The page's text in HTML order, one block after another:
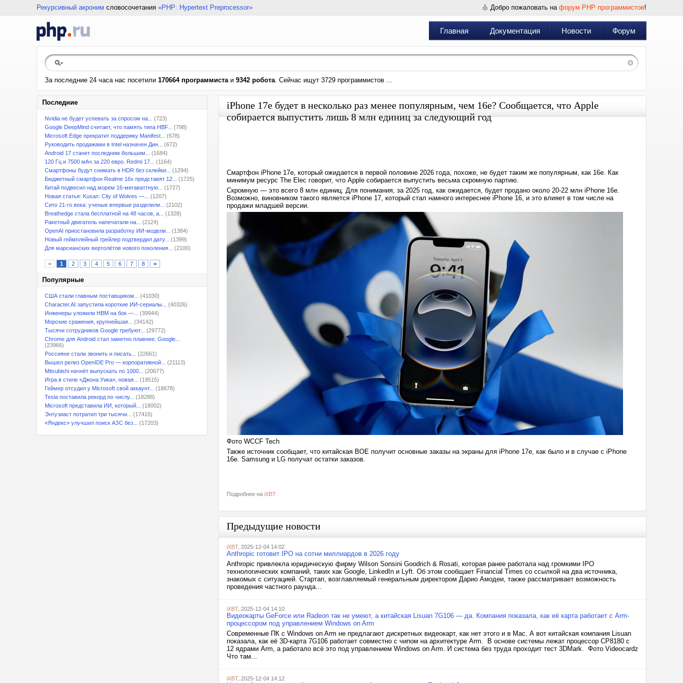
Рекурсивный акроним словосочетания «PHP: Hypertext Preprocessor» Добро пожаловать на форум PHP программистов!
Главная Документация Новости Форум
За последние 24 часа нас посетили 170664 программистаи 9342 робота. Сейчас ищут 3729 программистов ...
Последние
Nvidia не будет успевать за спросом на...
(723)
Google DeepMind считает, что память типа HBF...
(798)
Microsoft Edge прекратит поддержку Manifest...
(678)
Руководить продажами в Intel назначен Дин...
(672)
Android 17 станет последним большим...
(1684)
120 Гц и 7500 мАч за 220 евро. Redmi 17...
(1164)
Смартфоны будут снимать в HDR без склейки...
(1294)
Бюджетный смартфон Realme 16x представят 12...
(1725)
Китай подвесил над морем 16-мегаваттную...
(1727)
Новая статья: Kusan: City of Wolves —...
(1207)
Сито 21-го века: ученые впервые разделили...
(2102)
Breathedge стала бесплатной на 48 часов, а...
(1328)
Ракетный двигатель напечатали на...
(2124)
OpenAI приостановила разработку ИИ-модели...
(1384)
Новый геймплейный трейлер подтвердил дату...
(1399)
Для марсианских вертолётов нового поколения...
(2100)
< 1 2 3 4 5 6 7 8 >
Популярные
США стали главным поставщиком...
(41030)
Character.AI запустила короткие ИИ-сериалы...
(40326)
Инженеры уложили HBM на бок —...
(39944)
Морские сражения, крупнейшая...
(34142)
Тысячи сотрудников Google требуют...
(29772)
Chrome для Android стал заметно плавнее: Google...
(23966)
Россияне стали звонить и писать...
(22661)
Вышел релиз OpenIDE Pro — корпоративной...
(21113)
Mitsubishi начнёт выпускать по 1000...
(20677)
Игра в стиле «Джона Уика», новая...
(19515)
Геймер отсудил у Microsoft свой аккаунт...
(18678)
Tesla поставила рекорд по числу...
(18288)
Microsoft представила ИИ, который...
(18002)
Энтузиаст потратил три тысячи...
(17415)
«Яндекс» улучшил поиск АЗС без...
(17203)
iPhone 17e будет в несколько раз менее популярным, чем 16e? Сообщается, что Apple
собирается выпустить лишь 8 млн единиц за следующий год
Смартфон iPhone 17e, который ожидается в первой половине 2026 года, похоже, не будет таким же популярным, как 16e. Как
минимум ресурс The Elec говорит, что Apple собирается выпустить весьма скромную партию.
Скромную — это всего 8 млн единиц. Для понимания, за 2025 год, как ожидается, будет продано около 20-22 млн iPhone 16e.
Возможно, виновником такого является iPhone 17, который стал намного интереснее iPhone 16, и это влияет в том числе на
продажи младшей версии.
Фото WCCF Tech
Также источник сообщает, что китайская BOE получит основные заказы на экраны для iPhone 17e, как было и в случае с iPhone
16e. Samsung и LG получат остатки заказов.
Подробнее на iXBT
Предыдущие новости
iXBT, 2025-12-04 14:02
Anthropic готовит IPO на сотни миллиардов в 2026 году
Anthropic привлекла юридическую фирму Wilson Sonsini Goodrich & Rosati, которая ранее работала над громкими IPO
технологических компаний, таких как Google, LinkedIn и Lyft. Об этом сообщает Financial Times со ссылкой на два источника,
знакомых с ситуацией. Стартап, возглавляемый генеральным директором Дарио Амодеи, также рассматривает возможность
проведения частного раунда...
iXBT, 2025-12-04 14:10
Видеокарты GeForce или Radeon так не умеют, а китайская Lisuan 7G106 — да. Компания показала, как её карта работает с Arm-
процессором под управлением Windows on Arm
Современные ПК с Windows on Arm не предлагают дискретных видеокарт, как нет этого и в Mac. А вот китайская компания Lisuan
показала, как её 3D-карта 7G106 работает совместно с чипом на архитектуре Arm. В основе системы лежат процессор CP8180 с
12 ядрами Arm, а работало всё это под управлением Windows on Arm. И система без труда проходит тест 3DMark. Фото Videocardz
Что там...
iXBT, 2025-12-04 14:12